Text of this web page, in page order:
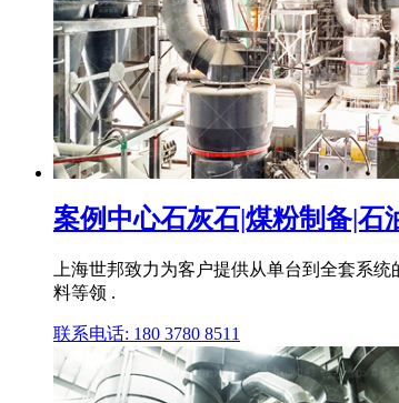
案例中心石灰石|煤粉制备|石
上海世邦致力为客户提供从单台到全套系
料等领 .
联系电话: 180 3780 8511